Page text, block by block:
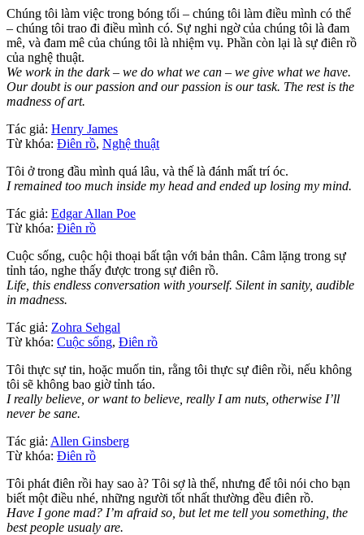
Chúng tôi làm việc trong bóng tối – chúng tôi làm điều mình có thể
– chúng tôi trao đi điều mình có. Sự nghi ngờ của chúng tôi là đam
mê, và đam mê của chúng tôi là nhiệm vụ. Phần còn lại là sự điên rồ
của nghệ thuật.
We work in the dark – we do what we can – we give what we have.
Our doubt is our passion and our passion is our task. The rest is the
madness of art.
Tác giả: Henry James
Từ khóa: Điên rồ, Nghệ thuật
Tôi ở trong đầu mình quá lâu, và thế là đánh mất trí óc.
I remained too much inside my head and ended up losing my mind.
Tác giả: Edgar Allan Poe
Từ khóa: Điên rồ
Cuộc sống, cuộc hội thoại bất tận với bản thân. Câm lặng trong sự
tỉnh táo, nghe thấy được trong sự điên rồ.
Life, this endless conversation with yourself. Silent in sanity, audible
in madness.
Tác giả: Zohra Sehgal
Từ khóa: Cuộc sống, Điên rồ
Tôi thực sự tin, hoặc muốn tin, rằng tôi thực sự điên rồi, nếu không
tôi sẽ không bao giờ tỉnh táo.
I really believe, or want to believe, really I am nuts, otherwise I’ll
never be sane.
Tác giả: Allen Ginsberg
Từ khóa: Điên rồ
Tôi phát điên rồi hay sao à? Tôi sợ là thế, nhưng để tôi nói cho bạn
biết một điều nhé, những người tốt nhất thường đều điên rồ.
Have I gone mad? I’m afraid so, but let me tell you something, the
best people usualy are.